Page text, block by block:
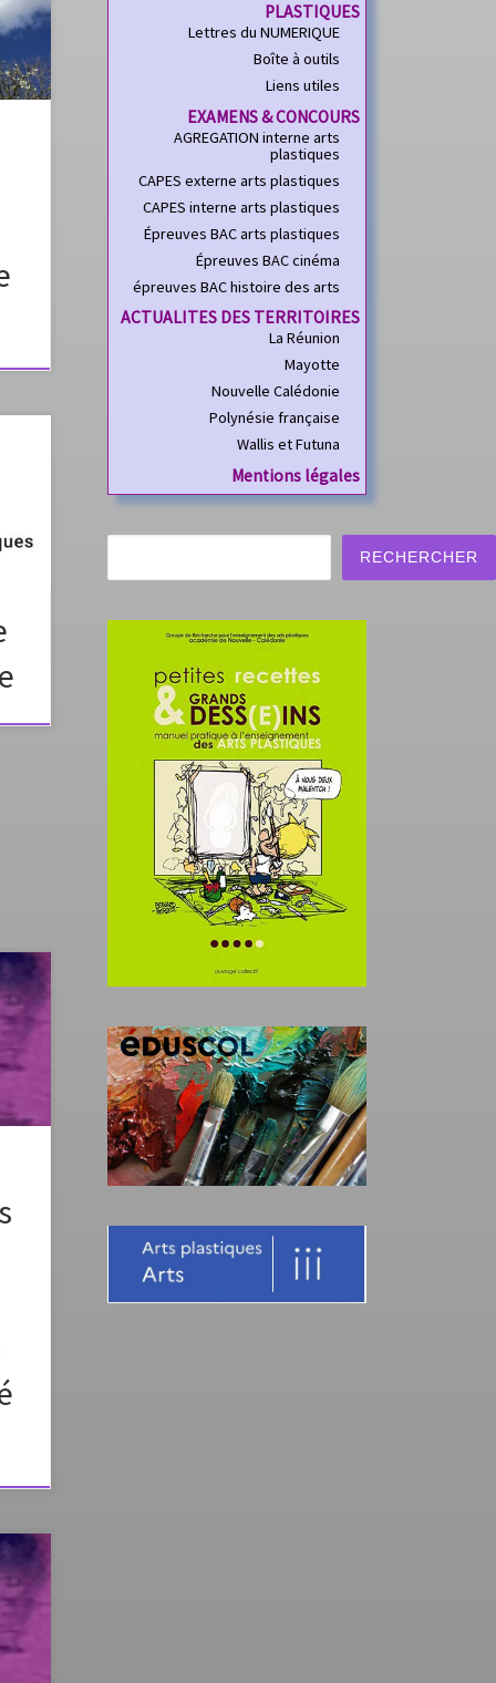
PLASTIQUES
Lettres du NUMERIQUE
Boîte à outils
Liens utiles
EXAMENS & CONCOURS
AGREGATION interne arts
plastiques
CAPES externe arts plastiques
CAPES interne arts plastiques
Épreuves BAC arts plastiques
Épreuves BAC cinéma
épreuves BAC histoire des arts
ACTUALITES DES TERRITOIRES
La Réunion
Mayotte
Nouvelle Calédonie
Polynésie française
Wallis et Futuna
Mentions légales
RECHERCHER